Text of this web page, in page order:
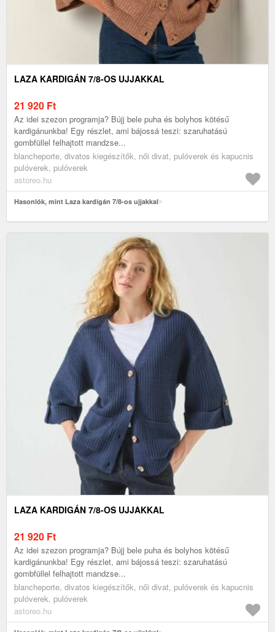
LAZA KARDIGÁN 7/8-OS UJJAKKAL
21 920 Ft
Az idei szezon programja? Bújj bele puha és bolyhos kötésű
kardigánunkba! Egy részlet, ami bájossá teszi: szaruhatású
gombfüllel felhajtott mandzse...
blancheporte, divatos kiegészítők, női divat, pulóverek és kapucnis
pulóverek, pulóverek
astoreo.hu
Hasonlók, mint Laza kardigán 7/8-os ujjakkal
LAZA KARDIGÁN 7/8-OS UJJAKKAL
21 920 Ft
Az idei szezon programja? Bújj bele puha és bolyhos kötésű
kardigánunkba! Egy részlet, ami bájossá teszi: szaruhatású
gombfüllel felhajtott mandzse...
blancheporte, divatos kiegészítők, női divat, pulóverek és kapucnis
pulóverek, pulóverek
astoreo.hu